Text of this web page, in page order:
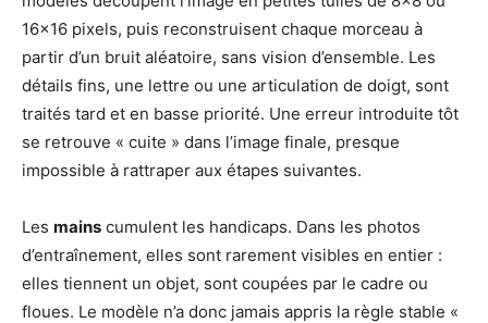
16×16 pixels, puis reconstruisent chaque morceau à
partir d’un bruit aléatoire, sans vision d’ensemble. Les
détails fins, une lettre ou une articulation de doigt, sont
traités tard et en basse priorité. Une erreur introduite tôt
se retrouve « cuite » dans l’image finale, presque
impossible à rattraper aux étapes suivantes.
Les mains cumulent les handicaps. Dans les photos
d’entraînement, elles sont rarement visibles en entier :
elles tiennent un objet, sont coupées par le cadre ou
floues. Le modèle n’a donc jamais appris la règle stable «